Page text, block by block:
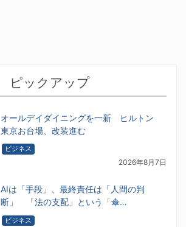
ピックアップ
オールデイダイニングを一新 ヒルトン
東京お台場、改装進む
ビジネス
2026年8月7日
AIは「手段」、最終責任は「人間の判
断」 「法の支配」という「傘…
ビジネス